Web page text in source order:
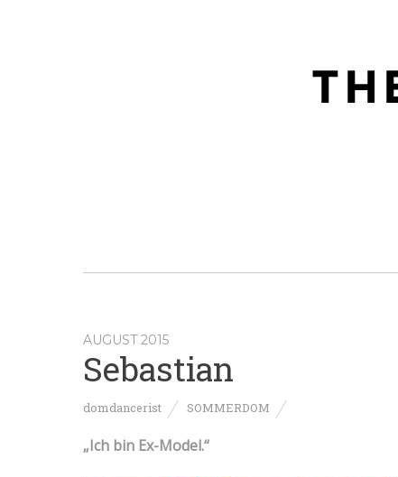
AUGUST 2015
Sebastian
domdancerist SOMMERDOM
„Ich bin Ex-Model.“